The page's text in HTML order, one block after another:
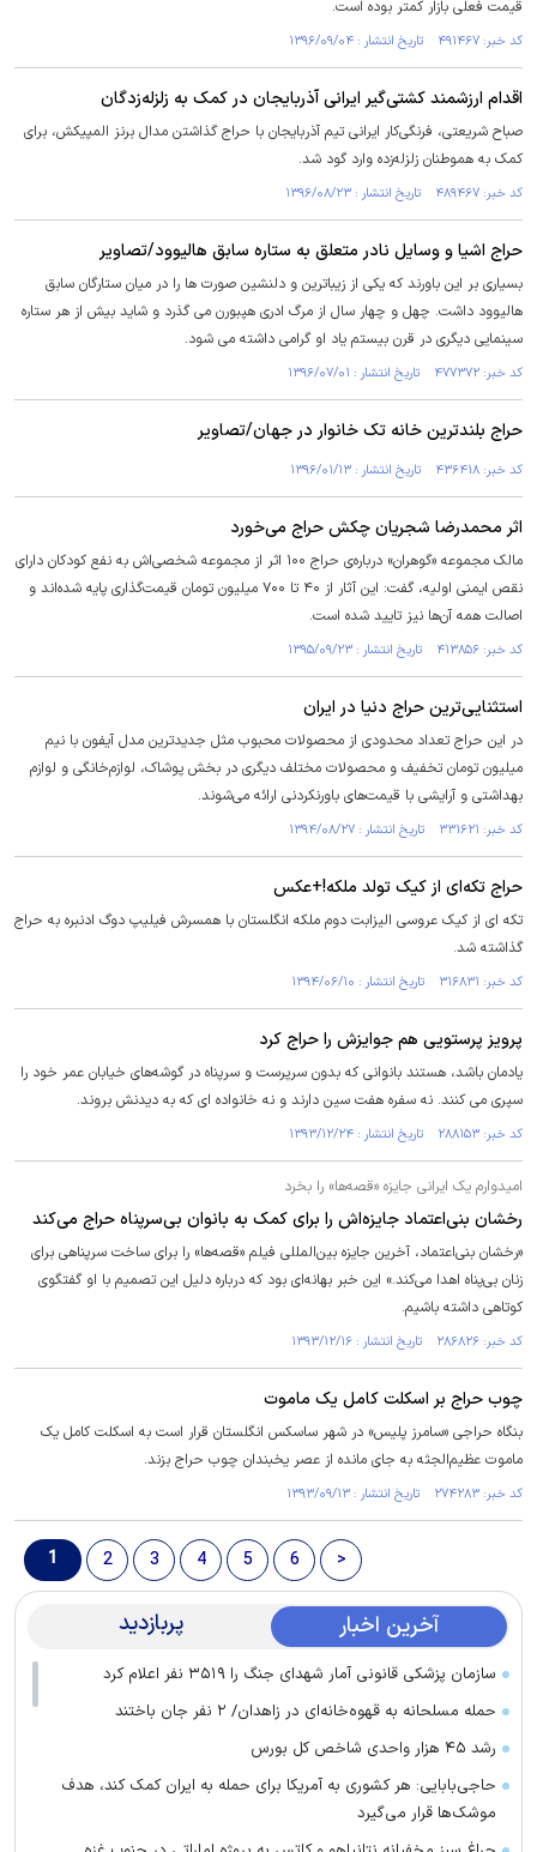
قیمت فعلی بازار کمتر بوده است.
کد خبر: ۴۹۱۴۶۷ تاریخ انتشار : ۱۳۹۶/۰۹/۰۴
اقدام ارزشمند کشتی‌گیر ایرانی آذربایجان در کمک به زلزله‌زدگان
صباح شریعتی، فرنگی‌کار ایرانی تیم آذربایجان با حراج گذاشتن مدال برنز المپیکش، برای
کمک به هموطنان زلزله‌زده وارد گود شد.
کد خبر: ۴۸۹۴۶۷ تاریخ انتشار : ۱۳۹۶/۰۸/۲۳
حراج اشیا و وسایل نادر متعلق به ستاره سابق هالیوود/تصاویر
بسیاری بر این باورند که یکی از زیباترین و دلنشین صورت ها را در میان ستارگان سابق
هالیوود داشت. چهل و چهار سال از مرگ ادری هپبورن می گذرد و شاید بیش از هر ستاره
سینمایی دیگری در قرن بیستم یاد او گرامی داشته می شود.
کد خبر: ۴۷۷۳۷۲ تاریخ انتشار : ۱۳۹۶/۰۷/۰۱
حراج بلندترین خانه تک خانوار در جهان/تصاویر
کد خبر: ۴۳۶۴۱۸ تاریخ انتشار : ۱۳۹۶/۰۱/۱۳
اثر محمدرضا شجریان چکش حراج می‌خورد
مالک مجموعه «گوهران» درباره‌ی حراج ۱۰۰ اثر از مجموعه شخصی‌اش به نفع کودکان دارای
نقص ایمنی اولیه، گفت: این آثار از ۴۰ تا ۷۰۰ میلیون تومان قیمت‌گذاری پایه شده‌اند و
اصالت همه آن‌ها نیز تایید شده است.
کد خبر: ۴۱۳۸۵۶ تاریخ انتشار : ۱۳۹۵/۰۹/۲۳
استثنایی‌ترین حراج دنیا در ایران
در این حراج تعداد محدودی از محصولات محبوب مثل جدیدترین مدل آیفون با نیم
میلیون تومان تخفیف و محصولات مختلف دیگری در بخش پوشاک، لوازم‌خانگی و لوازم
بهداشتی و آرایشی با قیمت‌های باورنکردنی ارائه می‌شوند.
کد خبر: ۳۳۱۶۲۱ تاریخ انتشار : ۱۳۹۴/۰۸/۲۷
حراج تکه‌ای از کیک تولد ملکه!+عکس
تکه ای از کیک عروسی الیزابت دوم ملکه انگلستان با همسرش فیلیپ دوگ ادنبره به حراج
گذاشته شد.
کد خبر: ۳۱۶۸۳۱ تاریخ انتشار : ۱۳۹۴/۰۶/۱۰
پرویز پرستویی هم جوایزش را حراج کرد
یادمان باشد، هستند بانوانی که بدون سرپرست و سرپناه در گوشه‌های خیابان عمر خود را
سپری می‌ کنند. نه سفره هفت سین دارند و نه خانواده‌ ای که به دیدنش بروند.
کد خبر: ۲۸۸۱۵۳ تاریخ انتشار : ۱۳۹۳/۱۲/۲۴
امیدوارم یک ایرانی جایزه «قصه‌ها» را بخرد
رخشان بنی‌اعتماد جایزه‌اش را برای کمک به بانوان بی‌سرپناه حراج می‌کند
«رخشان بنی‌اعتماد، آخرین جایزه بین‌المللی فیلم «قصه‌ها» را برای ساخت سرپناهی برای
زنان بی‌پناه اهدا می‌کند.» این خبر بهانه‌ای بود که درباره دلیل این تصمیم با او گفتگوی
کوتاهی داشته باشیم.
کد خبر: ۲۸۶۸۲۶ تاریخ انتشار : ۱۳۹۳/۱۲/۱۶
چوب حراج بر اسکلت کامل یک ماموت
بنگاه حراجی «سامرز پلیس» در شهر ساسکس انگلستان قرار است به اسکلت کامل یک
ماموت عظیم‌الجثه به جای مانده از عصر یخبندان چوب حراج بزند.
کد خبر: ۲۷۴۲۸۳ تاریخ انتشار : ۱۳۹۳/۰۹/۱۳
1 2 3 4 5 6 >
آخرین اخبار پربازدید
سازمان پزشکی قانونی آمار شهدای جنگ را ۳۵۱۹ نفر اعلام کرد
حمله مسلحانه به قهوه‌خانه‌ای در زاهدان/ ۲ نفر جان باختند
رشد ۴۵ هزار واحدی شاخص کل بورس
حاجی‌بابایی: هر کشوری به آمریکا برای حمله به ایران کمک کند، هدف
موشک‌ها قرار می‌گیرد